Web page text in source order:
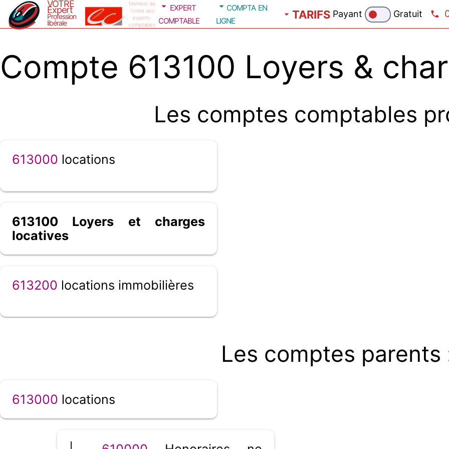
VOTRE
Expert
Profession
libérale
Membre de
l'ordre des
experts-
comptables
expert
comptable
compta en
ligne
TARIFS Payant Gratuit
Compte 613100 Loyers &
Les comptes comptables
613000 locations
613100 Loyers et charges
locatives
613200 locations immobilières
Les comptes parents
613000 locations